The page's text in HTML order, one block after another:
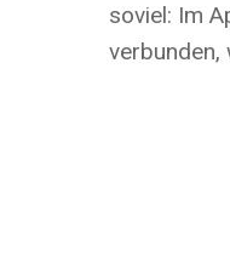
soviel: Im
verbunden,